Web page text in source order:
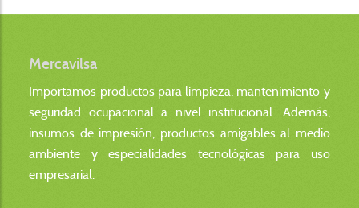
Mercavilsa
Importamos productos para limpieza, mantenimiento y
seguridad ocupacional a nivel institucional. Además,
insumos de impresión, productos amigables al medio
ambiente y especialidades tecnológicas para uso
empresarial.